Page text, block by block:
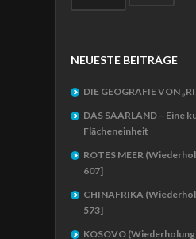
NEUESTE BEITRÄGE
DIE GEOGRAFIE VON
DAS SAARLAND – Eine
Flächeneinheit
ROTES MEER
607]
CHINAFRIKA
573]
KOSOVO